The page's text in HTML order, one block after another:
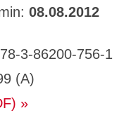
08.08.2012
3-86200-756-1
(A)